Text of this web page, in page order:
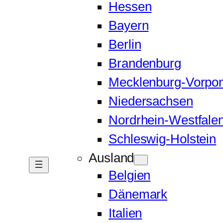
Hessen
Bayern
Berlin
Brandenburg
Mecklenburg-
Niedersachsen
Nordrhein-
Schleswig-Holstein
Ausland
Belgien
Dänemark
Italien